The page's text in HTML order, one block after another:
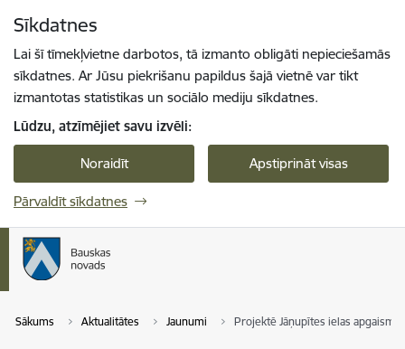
Sīkdatnes
Lai šī tīmekļvietne darbotos, tā izmanto obligāti nepieciešamās
sīkdatnes. Ar Jūsu piekrišanu papildus šajā vietnē var tikt
izmantotas statistikas un sociālo mediju sīkdatnes.
Lūdzu, atzīmējiet savu izvēli:
Noraidīt Apstiprināt visas
Pārvaldīt sīkdatnes
Sākums Aktualitātes Jaunumi Projektē Jāņupītes ielas